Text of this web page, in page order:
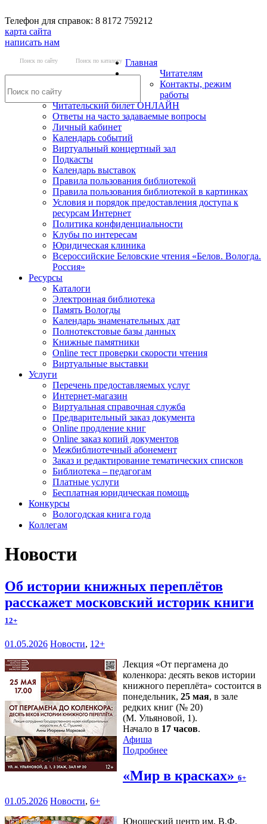
Телефон для справок: 8 8172 759212
карта сайта
написать нам
Поиск по сайту Поиск по каталогу Главная
Читателям
Контакты, режим
работы
Читательский билет ОНЛАЙН
Ответы на часто задаваемые вопросы
Личный кабинет
Календарь событий
Виртуальный концертный зал
Подкасты
Календарь выставок
Правила пользования библиотекой
Правила пользования библиотекой в картинках
Условия и порядок предоставления доступа к
ресурсам Интернет
Политика конфиденциальности
Клубы по интересам
Юридическая клиника
Всероссийские Беловские чтения «Белов. Вологда.
Россия»
Ресурсы
Каталоги
Электронная библиотека
Память Вологды
Календарь знаменательных дат
Полнотекстовые базы данных
Книжные памятники
Online тест проверки скорости чтения
Виртуальные выставки
Услуги
Перечень предоставляемых услуг
Интернет-магазин
Виртуальная справочная служба
Предварительный заказ документа
Online продление книг
Online заказ копий документов
Межбиблиотечный абонемент
Заказ и редактирование тематических списков
Библиотека – педагогам
Платные услуги
Бесплатная юридическая помощь
Конкурсы
Вологодская книга года
Коллегам
Новости
Об истории книжных переплётов
расскажет московский историк книги
12+
01.05.2026 Новости, 12+
Лекция «От пергамена до
коленкора: десять веков истории
книжного переплёта» состоится в
понедельник, 25 мая, в зале
редких книг (№ 20)
(М. Ульяновой, 1).
Начало в 17 часов.
Афиша
Подробнее
«Мир в красках» 6+
01.05.2026 Новости, 6+
Юношеский центр им. В.Ф.